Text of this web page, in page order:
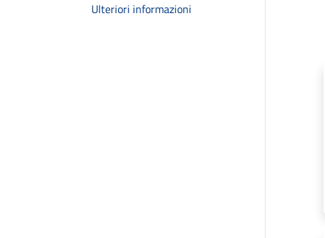
Ulteriori informazioni